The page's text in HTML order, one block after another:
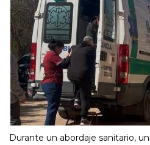
Durante un abordaje sanitario,